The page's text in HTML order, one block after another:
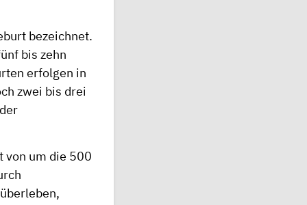
bezeichnet.
bis zehn
erfolgen in
zwei bis drei
von um die 500